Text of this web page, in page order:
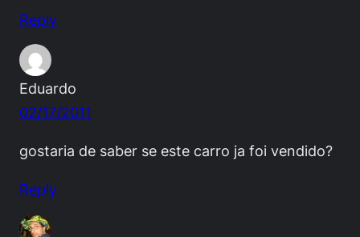
Reply
Eduardo
02/17/2011
gostaria de saber se este carro ja foi vendido?
Reply